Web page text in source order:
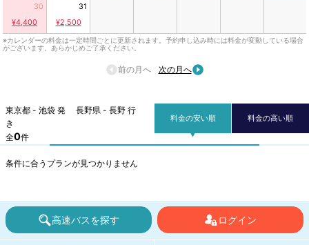
30
¥4,400
31
¥2,500
※カレンダーの料金は一定時間ごとに更新されます。予約申し込み時には料金が変動している場合
がございます。あらかじめご了承ください。
前の月へ 次の月へ
東京都 - 池袋 発 長野県 - 長野 行
き
全0件
料金の安い順 料金の高い順
条件に合うプランが見つかりません
高速バスを探す ログイン